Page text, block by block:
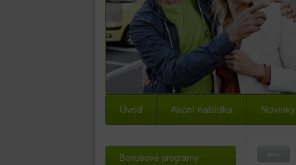
Úvod Akční nabídka Novinky
Bonusové programy